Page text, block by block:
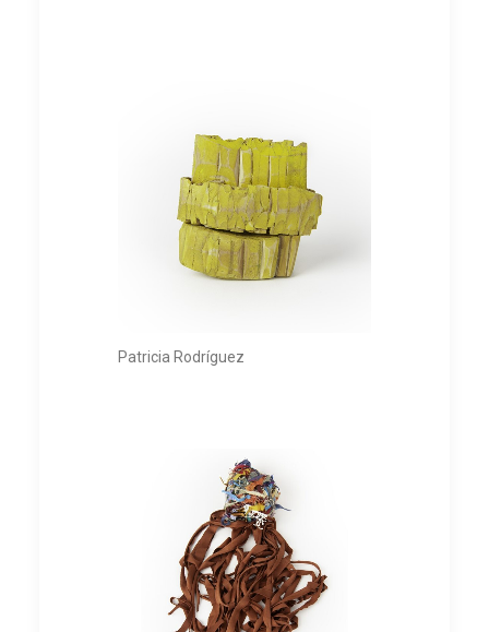
Patricia Rodríguez